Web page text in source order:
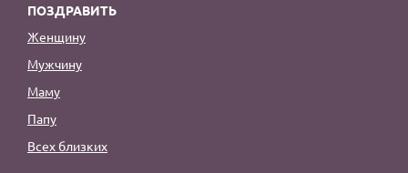
ПОЗДРАВИТЬ
Женщину
Мужчину
Маму
Папу
Всех близких